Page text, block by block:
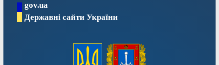
Перейтиgov.ua
Державні сайти України